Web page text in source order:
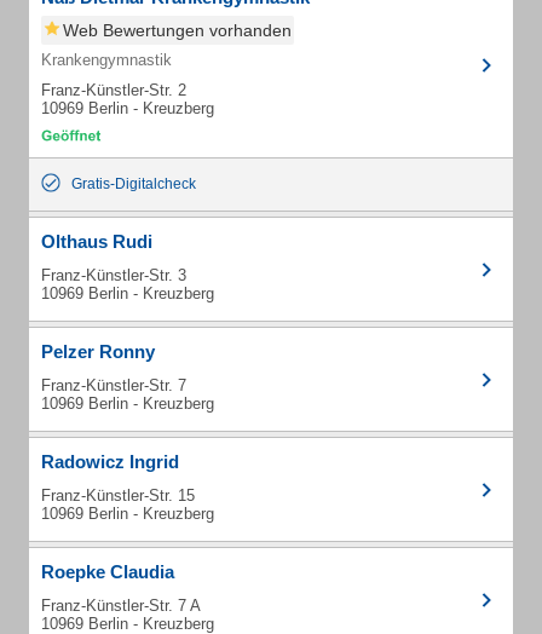
Web Bewertungen vorhanden
Krankengymnastik
Franz-Künstler-Str. 2
10969 Berlin - Kreuzberg
Gratis-Digitalcheck
Olthaus Rudi
Franz-Künstler-Str. 3
10969 Berlin - Kreuzberg
Pelzer Ronny
Franz-Künstler-Str. 7
10969 Berlin - Kreuzberg
Radowicz Ingrid
Franz-Künstler-Str. 15
10969 Berlin - Kreuzberg
Roepke Claudia
Franz-Künstler-Str. 7 A
10969 Berlin - Kreuzberg